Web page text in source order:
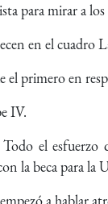
para mirar a
en el cuadro
el primero en
IV.
el
la beca para la